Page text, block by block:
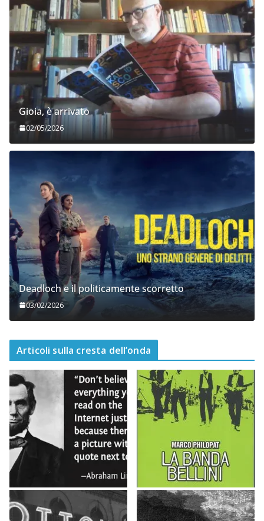
Gioia, è arrivato
02/05/2026
Deadloch e il politicamente scorretto
03/02/2026
Articoli sulla cresta dell’onda